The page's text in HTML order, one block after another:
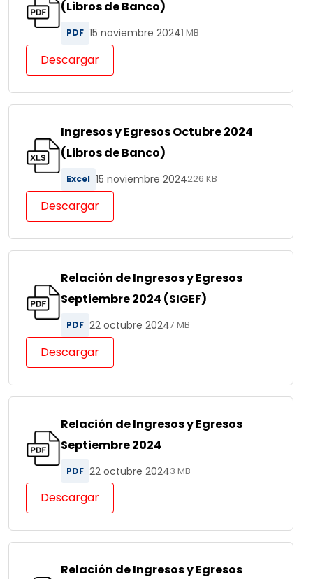
(Libros de Banco)
PDF 15 noviembre 20241 MB
Descargar
Ingresos y Egresos Octubre 2024
(Libros de Banco)
Excel 15 noviembre 2024226 KB
Descargar
Relación de Ingresos y Egresos
Septiembre 2024 (SIGEF)
PDF 22 octubre 20247 MB
Descargar
Relación de Ingresos y Egresos
Septiembre 2024
PDF 22 octubre 20243 MB
Descargar
Relación de Ingresos y Egresos